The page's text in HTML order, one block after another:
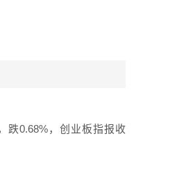
跌0.68%，创业板指报收